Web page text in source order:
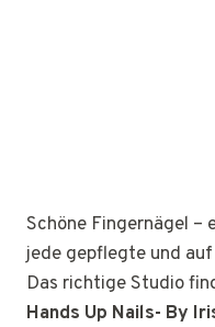
Schöne Fingernägel
jede gepflegte und
Das richtige Studio
Hands Up Nails- By